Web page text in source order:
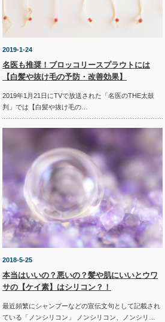
2019-1-24
名医も推奨！ブロッコリースプラウトには
【白髪や抜け毛の予防・改善効果】
2019年1月21日にTVで放送された「名医のTHE太鼓
判」では【白髪や抜け毛の…
2018-5-25
本当はいいの？悪いの？髪や肌にいいとウワ
サの【ケイ素】はシリコン？！
最近頻繁にシャンプーなどの宣伝文句として記載され
ている「ノンシリコン」 ノンシリコン、ノンシリ…